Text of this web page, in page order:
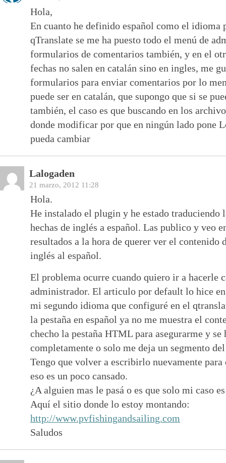
Hola,
En cuanto he definido español como el idioma
qTranslate se me ha puesto todo el menú de
formularios de comentarios también, y en el
fechas no salen en catalán sino en ingles, me
formularios para enviar comentarios por lo
puede ser en catalán, que supongo que si se
también, el caso es que buscando en los
donde modificar por que en ningún lado pone
pueda cambiar
Lalogaden
21 marzo, 2012 11:28
Hola.
He instalado el plugin y he estado traduciendo
hechas de inglés a español. Las publico y veo
resultados a la hora de querer ver el contenido
inglés al español.
El problema ocurre cuando quiero ir a hacerle
administrador. El articulo por default lo hice
mi segundo idioma que configuré en el
la pestaña en español ya no me muestra el
checho la pestaña HTML para asegurarme y se
completamente o solo me deja un segmento
Tengo que volver a escribirlo nuevamente
eso es un poco cansado.
¿A alguien mas le pasá o es que solo mi caso
Aquí el sitio donde lo estoy montando:
http://www.pvfishingandsailing.com
Saludos